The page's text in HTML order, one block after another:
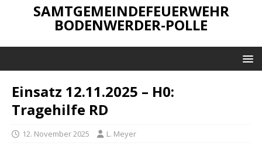
SAMTGEMEINDEFEUERWEHR
BODENWERDER-POLLE
Einsatz 12.11.2025 – H0:
Tragehilfe RD
12. November 2025 L. Meyer